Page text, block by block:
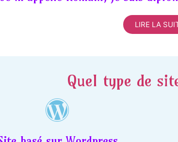
LIRE LA
Quel type de